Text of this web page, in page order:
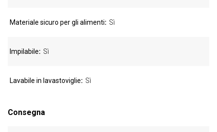
Materiale sicuro per gli alimenti Sì
Impilabile Sì
Lavabile in lavastoviglie Sì
Consegna